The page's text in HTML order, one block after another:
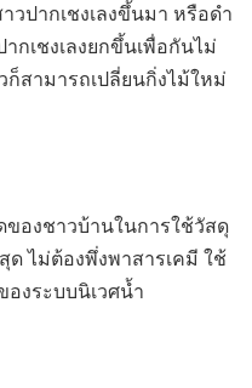
วปากเชงเลงขึ้นมา หรือดำ
กเชงเลงยกขึ้นเพื่อกันไม่
สามารถเปลี่ยนกิ่งไม้ใหม่
องชาวบ้านในการใช้วัสดุ
ด ไม่ต้องพึ่งพาสารเคมี ใช้
งระบบนิเวศน้ำ